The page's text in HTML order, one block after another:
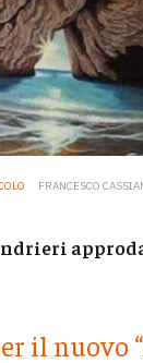
FRANCESCO
il nuovo